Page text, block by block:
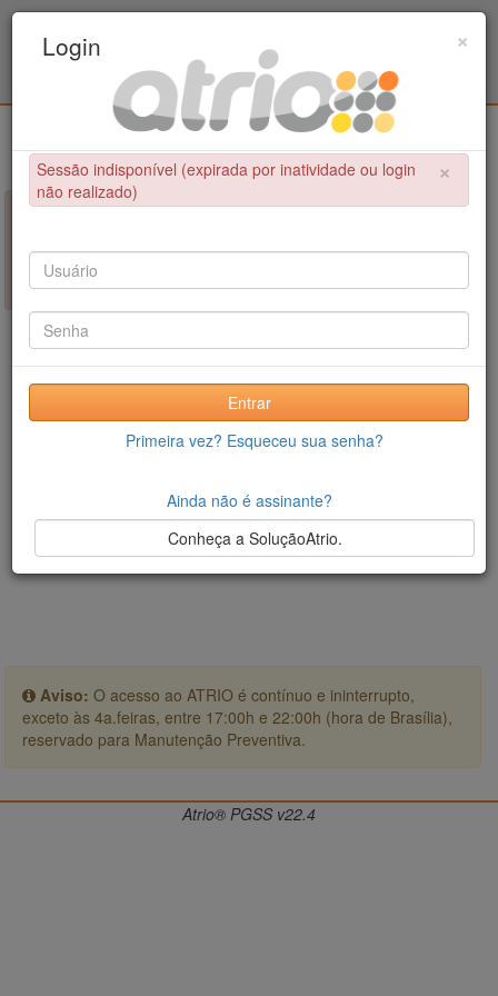
Civil / UPE
×
NÃO FOI POSSÍVEL CONCLUIR A OPERAÇÃO
Sessão indisponível (expirada por inatividade ou login não
realizado)
Aviso: O acesso ao ATRIO é contínuo e ininterrupto,
exceto às 4a.feiras, entre 17:00h e 22:00h (hora de Brasília),
reservado para Manutenção Preventiva.
×
Login
×
Sessão indisponível (expirada por inatividade ou login
não realizado)
Entrar
Primeira vez? Esqueceu sua senha?
Ainda não é assinante?
Conheça a SoluçãoAtrio.
Atrio® PGSS v22.4